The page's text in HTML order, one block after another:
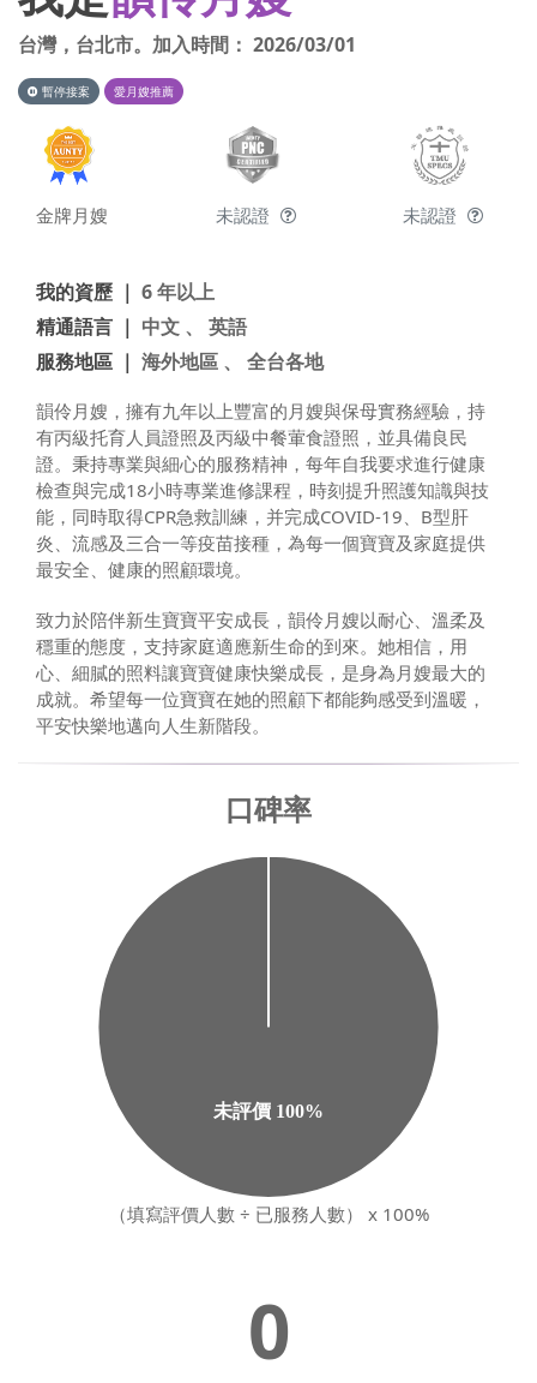
台灣， 台北市。加入時間： 2026/03/01
暫停接案 愛月嫂推薦
金牌月嫂 未認證 未認證
我的資歷 ｜ 6 年以上
精通語言 ｜ 中文 、 英語
服務地區 ｜ 海外地區 、 全台各地
韻伶月嫂，擁有九年以上豐富的月嫂與保母實務經驗，持
有丙級托育人員證照及丙級中餐葷食證照，並具備良民
證。秉持專業與細心的服務精神，每年自我要求進行健康
檢查與完成18小時專業進修課程，時刻提升照護知識與技
能，同時取得CPR急救訓練，并完成COVID-19、B型肝
炎、流感及三合一等疫苗接種，為每一個寶寶及家庭提供
最安全、健康的照顧環境。
致力於陪伴新生寶寶平安成長，韻伶月嫂以耐心、溫柔及
穩重的態度，支持家庭適應新生命的到來。她相信，用
心、細膩的照料讓寶寶健康快樂成長，是身為月嫂最大的
成就。希望每一位寶寶在她的照顧下都能夠感受到溫暖，
平安快樂地邁向人生新階段。
（填寫評價人數 ÷ 已服務人數） x 100%
0